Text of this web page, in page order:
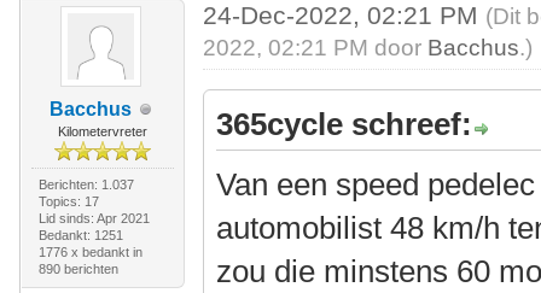
Bacchus
Kilometervreter
Berichten: 1.037
Topics: 17
Lid sinds: Apr 2021
Bedankt: 1251
1776 x bedankt in
890 berichten
24-Dec-2022, 02:21 PM (Dit
2022, 02:21 PM door Bacchus.)
365cycle schreef:
Van een speed
automobilist 48 km/h
zou die minstens 60